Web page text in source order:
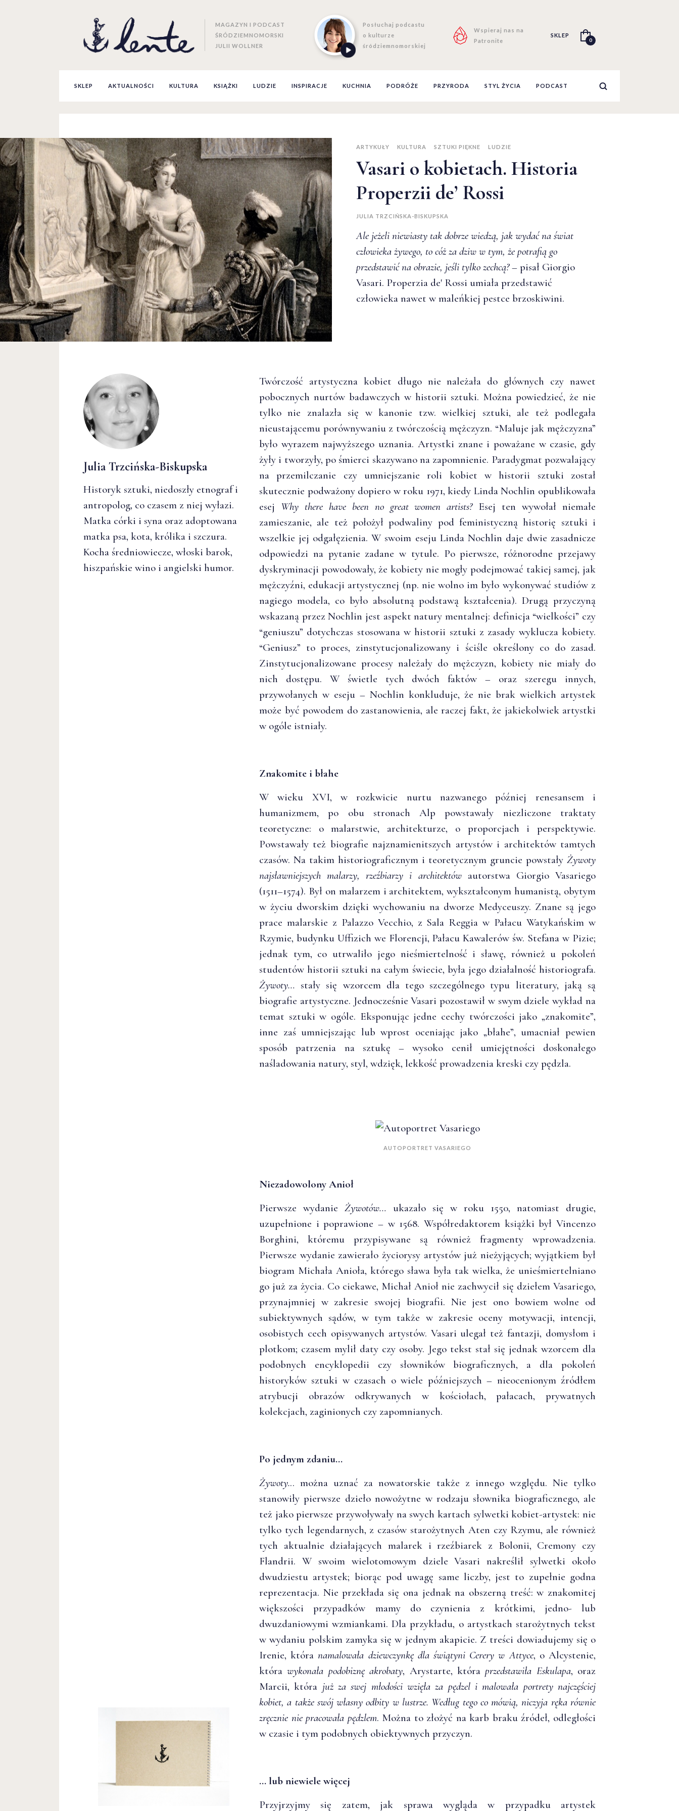
MAGAZYN I PODCAST
ŚRÓDZIEMNOMORSKI
JULII WOLLNER
Posłuchaj podcastu
o kulturze
śródziemnomorskiej
Wspieraj nas na
Patronite
SKLEP
0
SKLEP AKTUALNOŚCI KULTURA KSIĄŻKI LUDZIE INSPIRACJE KUCHNIA PODRÓŻE PRZYRODA STYL ŻYCIA PODCAST
ARTYKUŁY KULTURA SZTUKI PIĘKNE LUDZIE
Vasari o kobietach. Historia
Properzii de’ Rossi
JULIA TRZCIŃSKA-BISKUPSKA
Ale jeżeli niewiasty tak dobrze wiedzą, jak wydać na świat
człowieka żywego, to cóż za dziw w tym, że potrafią go
przedstawić na obrazie, jeśli tylko zechcą?– pisał Giorgio
Vasari. Properzia de' Rossi umiała przedstawić
człowieka nawet w maleńkiej pestce brzoskiwini.
Julia Trzcińska-Biskupska
Historyk sztuki, niedoszły etnograf i
antropolog, co czasem z niej wyłazi.
Matka córki i syna oraz adoptowana
matka psa, kota, królika i szczura.
Kocha średniowiecze, włoski barok,
hiszpańskie wino i angielski humor.
Twórczość artystyczna kobiet długo nie należała do głównych czy nawet
pobocznych nurtów badawczych w historii sztuki. Można powiedzieć, że nie
tylko nie znalazła się w kanonie tzw. wielkiej sztuki, ale też podlegała
nieustającemu porównywaniu z twórczością mężczyzn. “Maluje jak mężczyzna”
było wyrazem najwyższego uznania. Artystki znane i poważane w czasie, gdy
żyły i tworzyły, po śmierci skazywano na zapomnienie. Paradygmat pozwalający
na przemilczanie czy umniejszanie roli kobiet w historii sztuki został
skutecznie podważony dopiero w roku 1971, kiedy Linda Nochlin opublikowała
esej Why there have been no great women artists? Esej ten wywołał niemałe
zamieszanie, ale też położył podwaliny pod feministyczną historię sztuki i
wszelkie jej odgałęzienia. W swoim eseju Linda Nochlin daje dwie zasadnicze
odpowiedzi na pytanie zadane w tytule. Po pierwsze, różnorodne przejawy
dyskryminacji powodowały, że kobiety nie mogły podejmować takiej samej, jak
mężczyźni, edukacji artystycznej (np. nie wolno im było wykonywać studiów z
nagiego modela, co było absolutną podstawą kształcenia). Drugą przyczyną
wskazaną przez Nochlin jest aspekt natury mentalnej: definicja “wielkości” czy
“geniuszu” dotychczas stosowana w historii sztuki z zasady wyklucza kobiety.
“Geniusz” to proces, zinstytucjonalizowany i ściśle określony co do zasad.
Zinstytucjonalizowane procesy należały do mężczyzn, kobiety nie miały do
nich dostępu. W świetle tych dwóch faktów – oraz szeregu innych,
przywołanych w eseju – Nochlin konkluduje, że nie brak wielkich artystek
może być powodem do zastanowienia, ale raczej fakt, że jakiekolwiek artystki
w ogóle istniały.
Znakomite i błahe
W wieku XVI, w rozkwicie nurtu nazwanego później renesansem i
humanizmem, po obu stronach Alp powstawały niezliczone traktaty
teoretyczne: o malarstwie, architekturze, o proporcjach i perspektywie.
Powstawały też biografie najznamienitszych artystów i architektów tamtych
czasów. Na takim historiograficznym i teoretycznym gruncie powstały Żywoty
najsławniejszych malarzy, rzeźbiarzy i architektówautorstwa Giorgio Vasariego
(1511–1574). Był on malarzem i architektem, wykształconym humanistą, obytym
w życiu dworskim dzięki wychowaniu na dworze Medyceuszy. Znane są jego
prace malarskie z Palazzo Vecchio, z Sala Reggia w Pałacu Watykańskim w
Rzymie, budynku Uffizich we Florencji, Pałacu Kawalerów św. Stefana w Pizie;
jednak tym, co utrwaliło jego nieśmiertelność i sławę, również u pokoleń
studentów historii sztuki na całym świecie, była jego działalność historiografa.
Żywoty… stały się wzorcem dla tego szczególnego typu literatury, jaką są
biografie artystyczne. Jednocześnie Vasari pozostawił w swym dziele wykład na
temat sztuki w ogóle. Eksponując jedne cechy twórczości jako „znakomite”,
inne zaś umniejszając lub wprost oceniając jako „błahe”, umacniał pewien
sposób patrzenia na sztukę – wysoko cenił umiejętności doskonałego
naśladowania natury, styl, wdzięk, lekkość prowadzenia kreski czy pędzla.
AUTOPORTRET VASARIEGO
Niezadowolony Anioł
Pierwsze wydanie Żywotów… ukazało się w roku 1550, natomiast drugie,
uzupełnione i poprawione – w 1568. Współredaktorem książki był Vincenzo
Borghini, któremu przypisywane są również fragmenty wprowadzenia.
Pierwsze wydanie zawierało życiorysy artystów już nieżyjących; wyjątkiem był
biogram Michała Anioła, którego sława była tak wielka, że unieśmiertelniano
go już za życia. Co ciekawe, Michał Anioł nie zachwycił się dziełem Vasariego,
przynajmniej w zakresie swojej biografii. Nie jest ono bowiem wolne od
subiektywnych sądów, w tym także w zakresie oceny motywacji, intencji,
osobistych cech opisywanych artystów. Vasari ulegał też fantazji, domysłom i
plotkom; czasem mylił daty czy osoby. Jego tekst stał się jednak wzorcem dla
podobnych encyklopedii czy słowników biograficznych, a dla pokoleń
historyków sztuki w czasach o wiele późniejszych – nieocenionym źródłem
atrybucji obrazów odkrywanych w kościołach, pałacach, prywatnych
kolekcjach, zaginionych czy zapomnianych.
Po jednym zdaniu…
Żywoty... można uznać za nowatorskie także z innego względu. Nie tylko
stanowiły pierwsze dzieło nowożytne w rodzaju słownika biograficznego, ale
też jako pierwsze przywoływały na swych kartach sylwetki kobiet-artystek: nie
tylko tych legendarnych, z czasów starożytnych Aten czy Rzymu, ale również
tych aktualnie działających malarek i rzeźbiarek z Bolonii, Cremony czy
Flandrii. W swoim wielotomowym dziele Vasari nakreślił sylwetki około
dwudziestu artystek; biorąc pod uwagę same liczby, jest to zupełnie godna
reprezentacja. Nie przekłada się ona jednak na obszerną treść: w znakomitej
większości przypadków mamy do czynienia z krótkimi, jedno- lub
dwuzdaniowymi wzmiankami. Dla przykładu, o artystkach starożytnych tekst
w wydaniu polskim zamyka się w jednym akapicie. Z treści dowiadujemy się o
Irenie, któranamalowała dziewczynkę dla świątyni Cerery w Attyce, o Alcystenie,
którawykonała podobiznę akrobaty, Arystarte, któraprzedstawiła Eskulapa, oraz
Marcii, która już za swej młodości wzięła za pędzel i malowała portrety najczęściej
kobiet, a także swój własny odbity w lustrze. Według tego co mówią, niczyja ręka równie
zręcznie nie pracowała pędzlem. Można to złożyć na karb braku źródeł, odległości
w czasie i tym podobnych obiektywnych przyczyn.
… lub niewiele więcej
Przyjrzyjmy się zatem, jak sprawa wygląda w przypadku artystek